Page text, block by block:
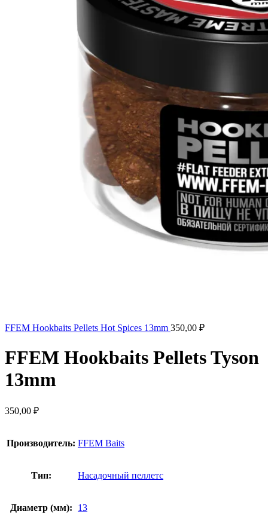
FFEM Hookbaits Pellets Hot Spices 13mm 350,00 ₽
FFEM Hookbaits Pellets Tyson
13mm
350,00 ₽
Производитель: FFEM Baits
Тип: Насадочный пеллетс
Диаметр (мм): 13